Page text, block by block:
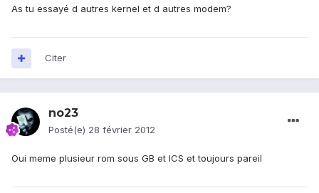
As tu essayé d autres kernel et d autres modem?
Citer
no23
Posté(e) 28 février 2012
Oui meme plusieur rom sous GB et ICS et toujours pareil